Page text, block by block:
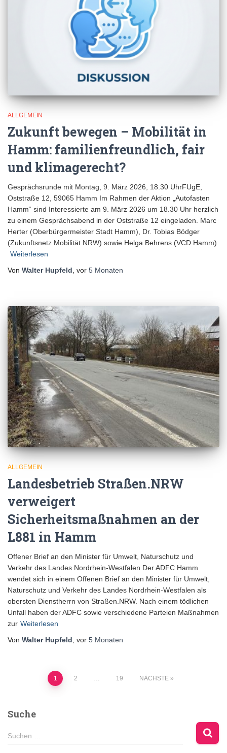
ALLGEMEIN
Zukunft bewegen – Mobilität in
Hamm: familienfreundlich, fair
und klimagerecht?
Gesprächsrunde mit Montag, 9. März 2026, 18.30 UhrFUgE,
Oststraße 12, 59065 Hamm Im Rahmen der Aktion „Autofasten
Hamm“ sind Interessierte am 9. März 2026 um 18.30 Uhr herzlich
zu einem Gesprächsabend in der Oststraße 12 eingeladen. Marc
Herter (Oberbürgermeister Stadt Hamm), Dr. Tobias Bödger
(Zukunftsnetz Mobilität NRW) sowie Helga Behrens (VCD Hamm)
Weiterlesen
Von Walter Hupfeld , vor 5 Monaten
ALLGEMEIN
Landesbetrieb Straßen.NRW
verweigert
Sicherheitsmaßnahmen an der
L881 in Hamm
Offener Brief an den Minister für Umwelt, Naturschutz und
Verkehr des Landes Nordrhein-Westfalen Der ADFC Hamm
wendet sich in einem Offenen Brief an den Minister für Umwelt,
Naturschutz und Verkehr des Landes Nordrhein-Westfalen als
obersten Dienstherrn von Straßen.NRW. Nach einem tödlichen
Unfall haben der ADFC sowie verschiedene Parteien Maßnahmen
zur Weiterlesen
Von Walter Hupfeld, vor 5 Monaten
Seitennummerierung
1 2 … 19 NÄCHSTE
Suche
S
u
Suchen …